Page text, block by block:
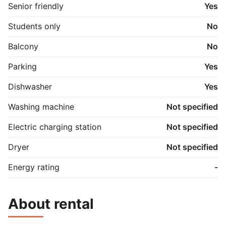
Senior friendly
Yes
Students only
No
Balcony
No
Parking
Yes
Dishwasher
Yes
Washing machine
Not specified
Electric charging station
Not specified
Dryer
Not specified
Energy rating
-
About rental